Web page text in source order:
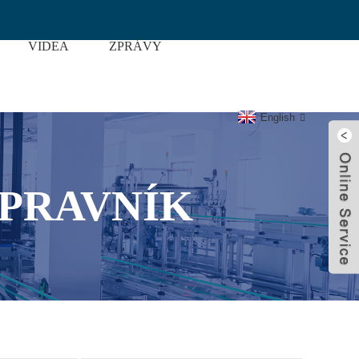
VIDEA ZPRÁVY
English